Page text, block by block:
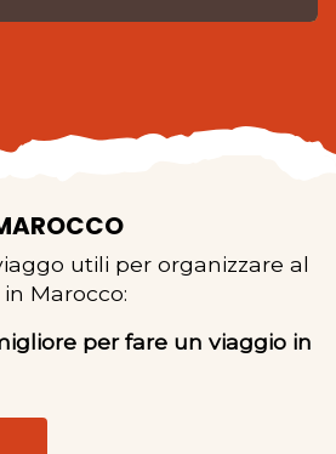
utili per organizzare al
Marocco:
per fare un viaggio in